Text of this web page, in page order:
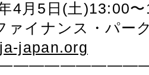
4月5日(土)13:00
ァイナンス・パー
japan.org